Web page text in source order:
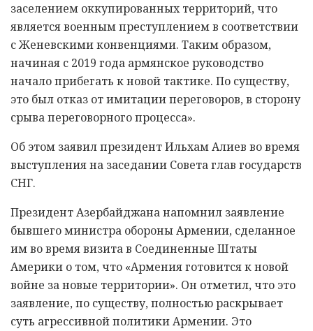
заселением оккупированных территорий, что
является военным преступлением в соответствии
с Женевскими конвенциями. Таким образом,
начиная с 2019 года армянское руководство
начало прибегать к новой тактике. По существу,
это был отказ от имитации переговоров, в сторону
срыва переговорного процесса».
Об этом заявил президент Ильхам Алиев во время
выступления на заседании Совета глав государств
СНГ.
Президент Азербайджана напомнил заявление
бывшего министра обороны Армении, сделанное
им во время визита в Соединенные Штаты
Америки о том, что «Армения готовится к новой
войне за новые территории». Он отметил, что это
заявление, по существу, полностью раскрывает
суть агрессивной политики Армении. Это